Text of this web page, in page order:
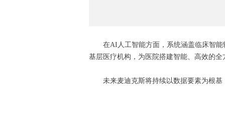
在AI人工智能方面，系统涵盖临床智
基层医疗机构，为医院搭建智能、高效的全
未来麦迪克斯将持续以数据要素为根